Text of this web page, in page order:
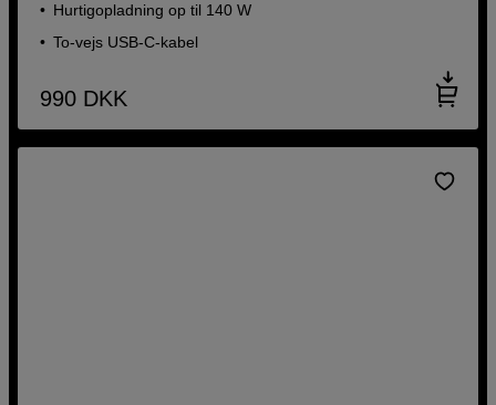
Hurtigopladning op til 140 W
To-vejs USB-C-kabel
990 DKK